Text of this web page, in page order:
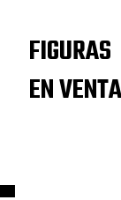
FIGURAS
EN VENTA